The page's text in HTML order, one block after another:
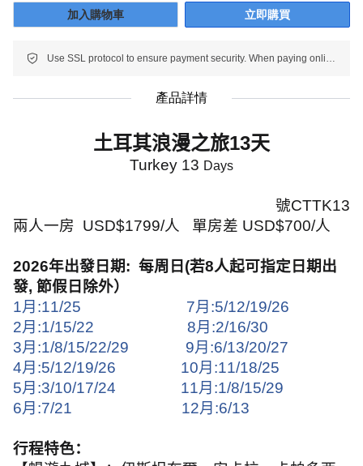
加入購物車 立即購買
Use SSL protocol to ensure payment security. When paying online, your payment information is protected.
產品詳情
土耳其浪漫之旅13天
Turkey 13 Days
號CTTK13
兩人一房 USD$1799/人 單房差 USD$700/人
2026年出發日期: 每周日 (若8人起可指定日期出
發, 節假日除外）
1月 :11/25 7月 :5/12/19/26
2月 :1/15/22 8月 :2/16/30
3月 :1/8/15/22/29 9月 :6/13/20/27
4月 :5/12/19/26 10月 :11/18/25
5月 :3/10/17/24 11月 :1/8/15/29
6月 :7/21 12月 :6/13
行程特色：